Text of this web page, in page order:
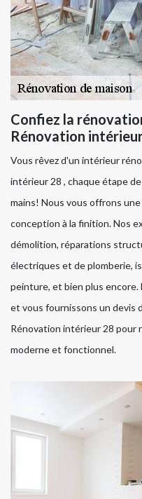
Confiez la
Rénovation
Vous rêvez d'un intérieur
intérieur 28 , chaque étape
mains! Nous vous offrons
conception à la finition. Nos
démolition, réparations
électriques et de plomberie,
peinture, et bien plus
et vous fournissons un devis
Rénovation intérieur 28 pour
moderne et fonctionnel.